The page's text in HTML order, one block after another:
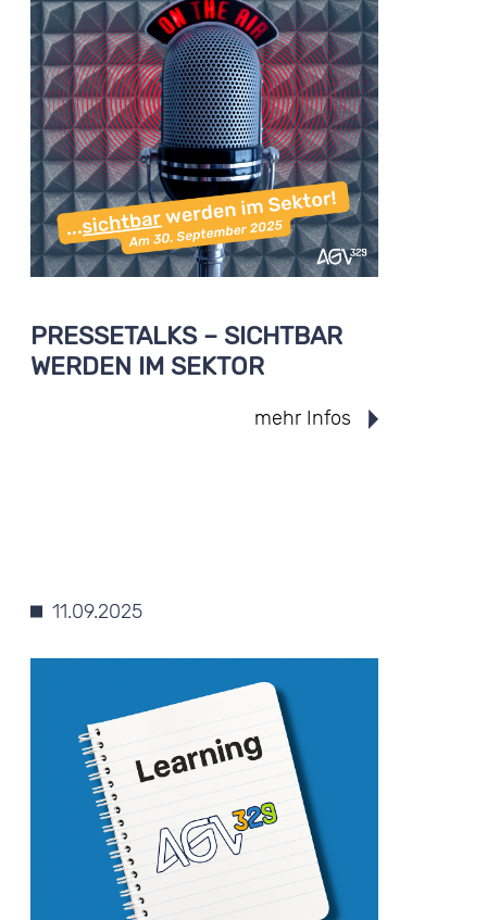
PRESSETALKS – SICHTBAR
WERDEN IM SEKTOR
mehr Infos
11.09.2025